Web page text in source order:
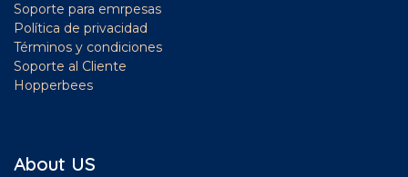
Soporte para emrpesas
Política de privacidad
Términos y condiciones
Soporte al Cliente
Hopperbees
About US